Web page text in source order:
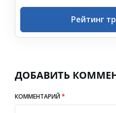
Рейтинг
ДОБАВИТЬ
КОММЕНТАРИЙ*